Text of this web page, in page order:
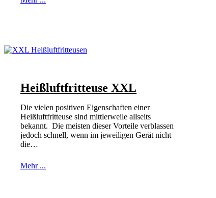
Heißluftfritteuse XXL
Die vielen positiven Eigenschaften einer
Heißluftfritteuse sind mittlerweile allseits
bekannt. Die meisten dieser Vorteile verblassen
jedoch schnell, wenn im jeweiligen Gerät nicht
die…
Mehr ...